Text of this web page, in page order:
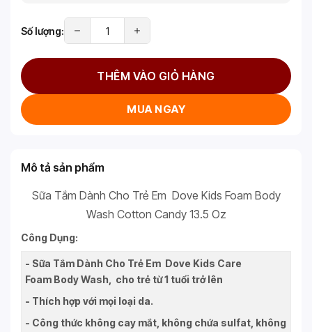
Số lượng:
THÊM VÀO GIỎ HÀNG
MUA NGAY
Mô tả sản phẩm
Sữa Tắm Dành Cho Trẻ Em Dove Kids Foam Body
Wash Cotton Candy 13.5 Oz
Công Dụng:
- Sữa Tắm Dành Cho Trẻ Em Dove Kids Care
Foam Body Wash, cho trẻ từ 1 tuổi trở lên
- Thích hợp với mọi loại da.
- Công thức không cay mắt, không chứa sulfat, không